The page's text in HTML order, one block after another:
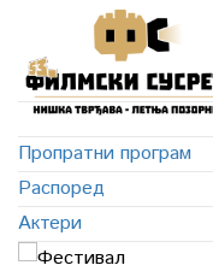
Пропратни програм
Распоред
Актери